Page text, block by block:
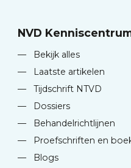
NVD
—
Bekijk alles
—
Laatste artikelen
—
Tijdschrift NTVD
—
Dossiers
—
Behandelrichtlijnen
—
Proefschriften en
—
Blogs